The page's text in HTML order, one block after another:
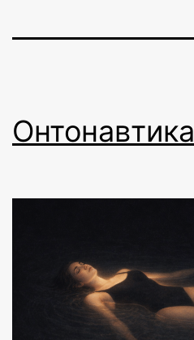
Онтонавтика